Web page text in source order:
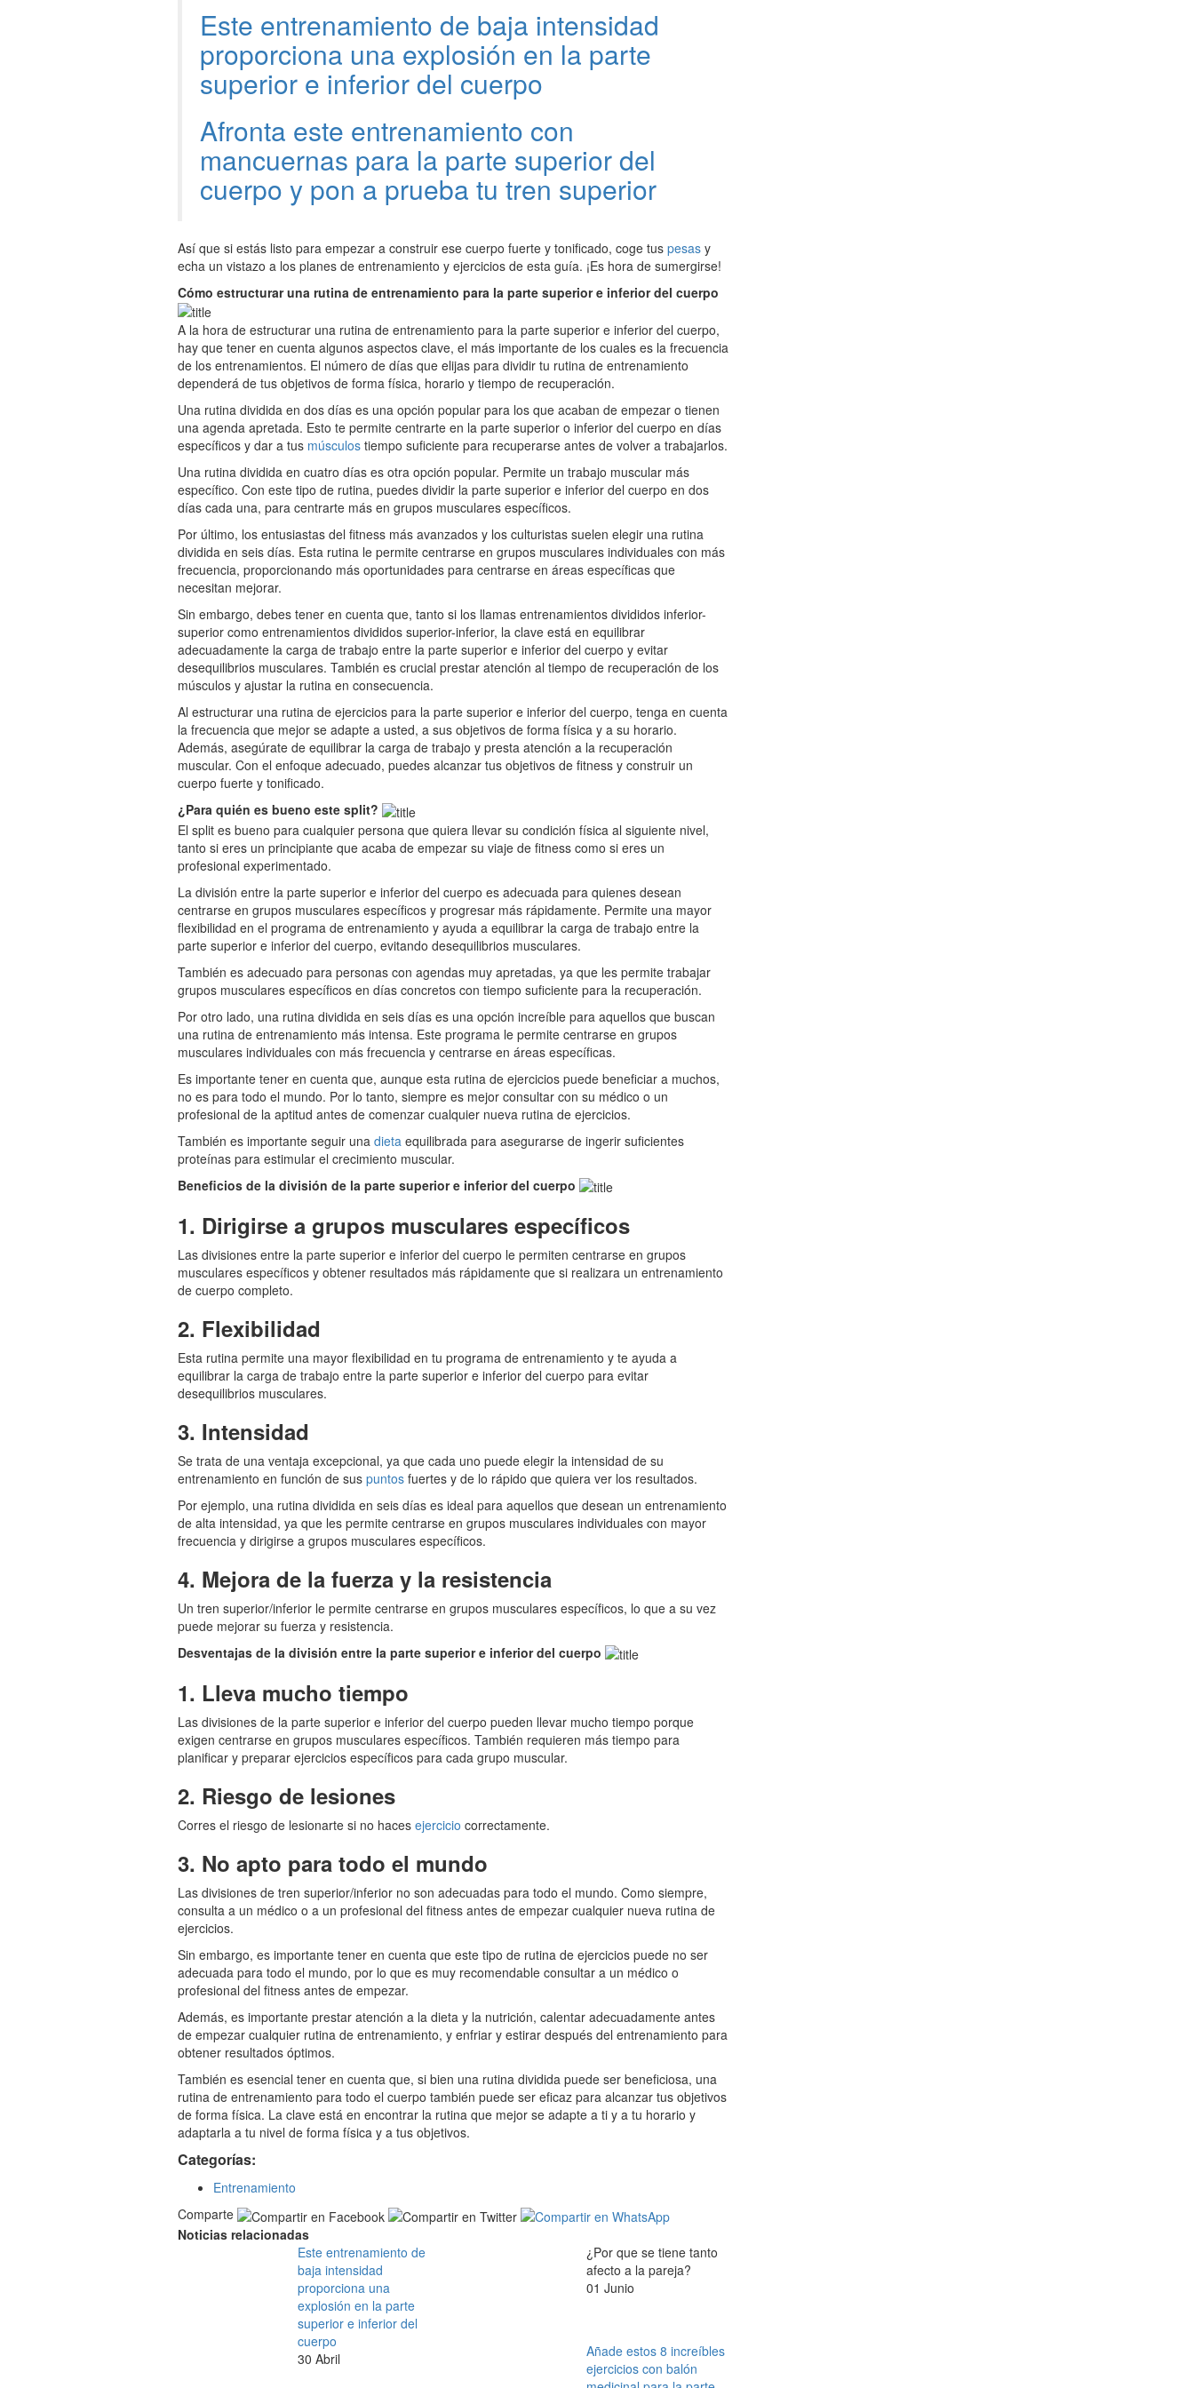
Este entrenamiento de baja intensidad
proporciona una explosión en la parte
superior e inferior del cuerpo
Afronta este entrenamiento con
mancuernas para la parte superior del
cuerpo y pon a prueba tu tren superior
Así que si estás listo para empezar a construir ese cuerpo fuerte y tonificado, coge tus pesasy
echa un vistazo a los planes de entrenamiento y ejercicios de esta guía. ¡Es hora de sumergirse!
Cómo estructurar una rutina de entrenamiento para la parte superior e inferior del cuerpo
A la hora de estructurar una rutina de entrenamiento para la parte superior e inferior del cuerpo,
hay que tener en cuenta algunos aspectos clave, el más importante de los cuales es la frecuencia
de los entrenamientos. El número de días que elijas para dividir tu rutina de entrenamiento
dependerá de tus objetivos de forma física, horario y tiempo de recuperación.
Una rutina dividida en dos días es una opción popular para los que acaban de empezar o tienen
una agenda apretada. Esto te permite centrarte en la parte superior o inferior del cuerpo en días
específicos y dar a tus músculostiempo suficiente para recuperarse antes de volver a trabajarlos.
Una rutina dividida en cuatro días es otra opción popular. Permite un trabajo muscular más
específico. Con este tipo de rutina, puedes dividir la parte superior e inferior del cuerpo en dos
días cada una, para centrarte más en grupos musculares específicos.
Por último, los entusiastas del fitness más avanzados y los culturistas suelen elegir una rutina
dividida en seis días. Esta rutina le permite centrarse en grupos musculares individuales con más
frecuencia, proporcionando más oportunidades para centrarse en áreas específicas que
necesitan mejorar.
Sin embargo, debes tener en cuenta que, tanto si los llamas entrenamientos divididos inferior-
superior como entrenamientos divididos superior-inferior, la clave está en equilibrar
adecuadamente la carga de trabajo entre la parte superior e inferior del cuerpo y evitar
desequilibrios musculares. También es crucial prestar atención al tiempo de recuperación de los
músculos y ajustar la rutina en consecuencia.
Al estructurar una rutina de ejercicios para la parte superior e inferior del cuerpo, tenga en cuenta
la frecuencia que mejor se adapte a usted, a sus objetivos de forma física y a su horario.
Además, asegúrate de equilibrar la carga de trabajo y presta atención a la recuperación
muscular. Con el enfoque adecuado, puedes alcanzar tus objetivos de fitness y construir un
cuerpo fuerte y tonificado.
¿Para quién es bueno este split?
El split es bueno para cualquier persona que quiera llevar su condición física al siguiente nivel,
tanto si eres un principiante que acaba de empezar su viaje de fitness como si eres un
profesional experimentado.
La división entre la parte superior e inferior del cuerpo es adecuada para quienes desean
centrarse en grupos musculares específicos y progresar más rápidamente. Permite una mayor
flexibilidad en el programa de entrenamiento y ayuda a equilibrar la carga de trabajo entre la
parte superior e inferior del cuerpo, evitando desequilibrios musculares.
También es adecuado para personas con agendas muy apretadas, ya que les permite trabajar
grupos musculares específicos en días concretos con tiempo suficiente para la recuperación.
Por otro lado, una rutina dividida en seis días es una opción increíble para aquellos que buscan
una rutina de entrenamiento más intensa. Este programa le permite centrarse en grupos
musculares individuales con más frecuencia y centrarse en áreas específicas.
Es importante tener en cuenta que, aunque esta rutina de ejercicios puede beneficiar a muchos,
no es para todo el mundo. Por lo tanto, siempre es mejor consultar con su médico o un
profesional de la aptitud antes de comenzar cualquier nueva rutina de ejercicios.
También es importante seguir una dieta equilibrada para asegurarse de ingerir suficientes
proteínas para estimular el crecimiento muscular.
Beneficios de la división de la parte superior e inferior del cuerpo
1. Dirigirse a grupos musculares específicos
Las divisiones entre la parte superior e inferior del cuerpo le permiten centrarse en grupos
musculares específicos y obtener resultados más rápidamente que si realizara un entrenamiento
de cuerpo completo.
2. Flexibilidad
Esta rutina permite una mayor flexibilidad en tu programa de entrenamiento y te ayuda a
equilibrar la carga de trabajo entre la parte superior e inferior del cuerpo para evitar
desequilibrios musculares.
3. Intensidad
Se trata de una ventaja excepcional, ya que cada uno puede elegir la intensidad de su
entrenamiento en función de sus puntosfuertes y de lo rápido que quiera ver los resultados.
Por ejemplo, una rutina dividida en seis días es ideal para aquellos que desean un entrenamiento
de alta intensidad, ya que les permite centrarse en grupos musculares individuales con mayor
frecuencia y dirigirse a grupos musculares específicos.
4. Mejora de la fuerza y la resistencia
Un tren superior/inferior le permite centrarse en grupos musculares específicos, lo que a su vez
puede mejorar su fuerza y resistencia.
Desventajas de la división entre la parte superior e inferior del cuerpo
1. Lleva mucho tiempo
Las divisiones de la parte superior e inferior del cuerpo pueden llevar mucho tiempo porque
exigen centrarse en grupos musculares específicos. También requieren más tiempo para
planificar y preparar ejercicios específicos para cada grupo muscular.
2. Riesgo de lesiones
Corres el riesgo de lesionarte si no haces ejercicio correctamente.
3. No apto para todo el mundo
Las divisiones de tren superior/inferior no son adecuadas para todo el mundo. Como siempre,
consulta a un médico o a un profesional del fitness antes de empezar cualquier nueva rutina de
ejercicios.
Sin embargo, es importante tener en cuenta que este tipo de rutina de ejercicios puede no ser
adecuada para todo el mundo, por lo que es muy recomendable consultar a un médico o
profesional del fitness antes de empezar.
Además, es importante prestar atención a la dieta y la nutrición, calentar adecuadamente antes
de empezar cualquier rutina de entrenamiento, y enfriar y estirar después del entrenamiento para
obtener resultados óptimos.
También es esencial tener en cuenta que, si bien una rutina dividida puede ser beneficiosa, una
rutina de entrenamiento para todo el cuerpo también puede ser eficaz para alcanzar tus objetivos
de forma física. La clave está en encontrar la rutina que mejor se adapte a ti y a tu horario y
adaptarla a tu nivel de forma física y a tus objetivos.
Categorías:
Entrenamiento
Comparte
Noticias relacionadas
Este entrenamiento de
baja intensidad
proporciona una
explosión en la parte
superior e inferior del
cuerpo
30 Abril
¿Por que se tiene tanto
afecto a la pareja?
01 Junio
Añade estos 8 increíbles
ejercicios con balón